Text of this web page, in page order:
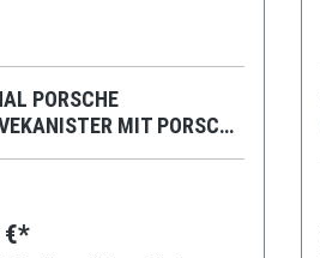
PORSCHE
MIT PORSCHE
€*